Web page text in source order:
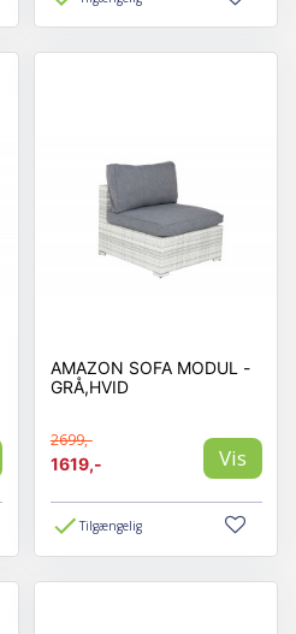
AMAZON SOFA MODUL -
GRÅ,HVID
2699,-
1619,-
Vis
Tilgængelig